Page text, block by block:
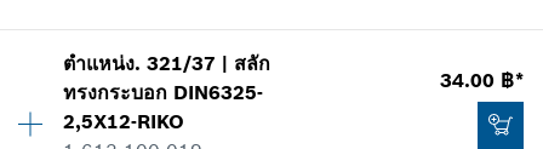
605.00 ฿*
ราคาทั้งหมดไม่รวมภาษีมูลค่าเพิ่ม
แสดงในรูป
ราคากลุ่ม:-
ข้อมูลชิ้นส่วนอะไหล่
ตำแหน่ง.321/37 | สลัก
ทรงกระบอก DIN6325-
2,5X12-RIKO
34.00 ฿*